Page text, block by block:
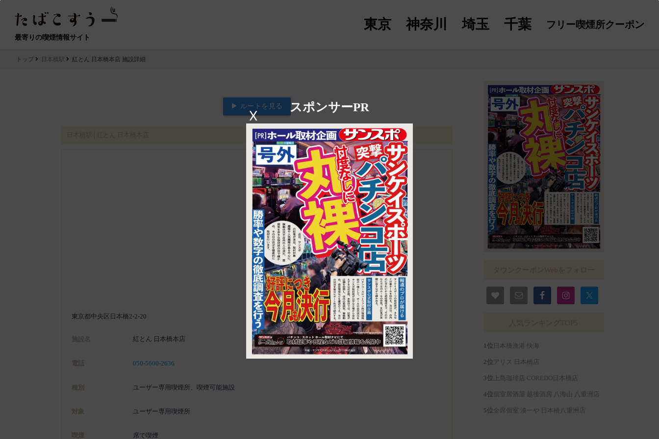
最寄りの喫煙情報サイト
東京 神奈川 埼玉 千葉 フリー喫煙所クーポン
スポンサーPR
X
1
トップ 日本橋駅 紅とん 日本橋本店 施設詳細
▶ ルートを見る
東京都中央区日本橋2-2-20
施設名 紅とん 日本橋本店
電話 050-5600-2636
種別 ユーザー専用喫煙所、喫煙可能施設
対象 ユーザー専用喫煙所
喫煙 席で喫煙
日本橋漁港 快海
アリス 日本橋店
上島珈琲店 COREDO日本橋店
個室居酒屋 越後酒房 八海山 八重洲店
全席個室 湊一や 日本橋八重洲店